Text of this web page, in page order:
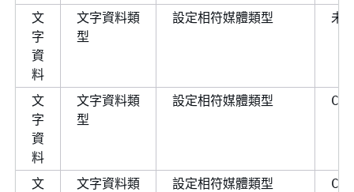
文
字
資
料
文字資料類
型
設定相符媒體類型 未
文
字
資
料
文字資料類
型
設定相符媒體類型
文
文字資料類
設定相符媒體類型